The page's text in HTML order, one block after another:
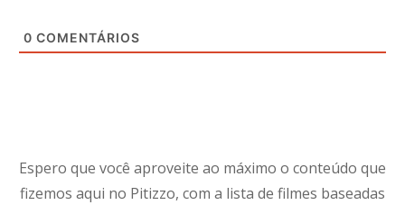
0 COMENTÁRIOS
Espero que você aproveite ao máximo o conteúdo que
fizemos aqui no Pitizzo, com a lista de filmes baseadas